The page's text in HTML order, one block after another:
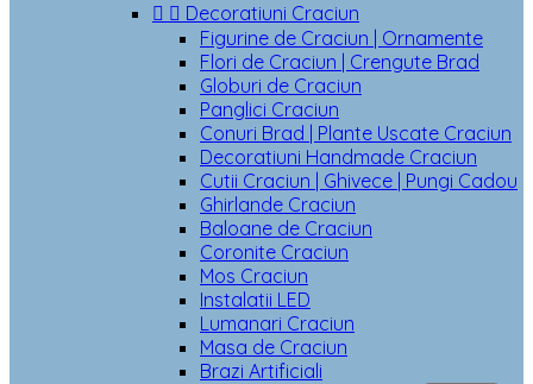
  Decoratiuni Craciun
Figurine de Craciun | Ornamente
Flori de Craciun | Crengute Brad
Globuri de Craciun
Panglici Craciun
Conuri Brad | Plante Uscate Craciun
Decoratiuni Handmade Craciun
Cutii Craciun | Ghivece | Pungi Cadou
Ghirlande Craciun
Baloane de Craciun
Coronite Craciun
Mos Craciun
Instalatii LED
Lumanari Craciun
Masa de Craciun
Brazi Artificiali